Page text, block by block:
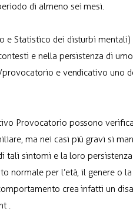
di almeno sei mesi.
e Statistico dei disturbi mentali)
e nella persistenza di
e vendicativo uno
Provocatorio possono
ma nei casi più gravi si
tali sintomi e la loro
normale per l’età, il genere o
crea infatti un
.